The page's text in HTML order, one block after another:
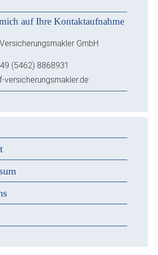
auf Ihre Kontaktaufnahme
GmbH
(5462) 8868931
versicherungsmakler.de